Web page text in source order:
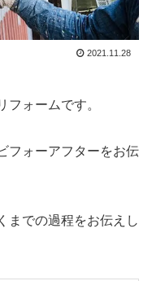
2021.11.28
フォームです。
フォーアフターをお伝
までの過程をお伝えし